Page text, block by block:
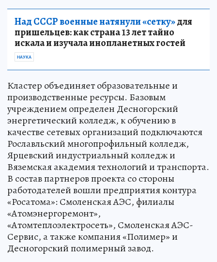
Над СССР военные натянули «сетку»для
пришельцев: как страна 13 лет тайно
искала и изучала инопланетных гостей
НАУКА
Кластер объединяет образовательные и
производственные ресурсы. Базовым
учреждением определен Десногорский
энергетический колледж, к обучению в
качестве сетевых организаций подключаются
Рославльский многопрофильный колледж,
Ярцевский индустриальный колледж и
Вяземская академия технологий и транспорта.
В состав партнеров проекта со стороны
работодателей вошли предприятия контура
«Росатома»: Смоленская АЭС, филиалы
«Атомэнергоремонт»,
«Атомтеплоэлектросеть», Смоленская АЭС-
Сервис, а также компания «Полимер» и
Десногорский полимерный завод.